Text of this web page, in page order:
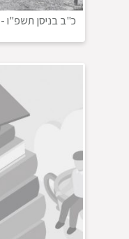
כ"ב בניסן תשפ"ו-